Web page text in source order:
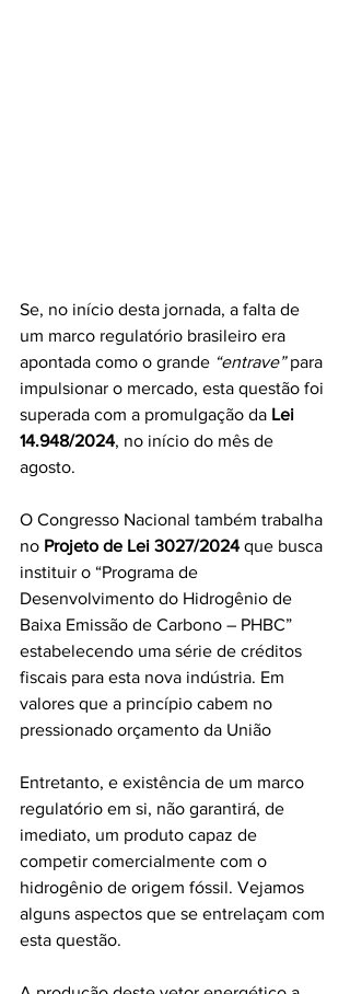
Se, no início desta jornada, a falta de
um marco regulatório brasileiro era
apontada como o grande “entrave” para
impulsionar o mercado, esta questão foi
superada com a promulgação da Lei
14.948/2024, no início do mês de
agosto.
O Congresso Nacional também trabalha
no Projeto de Lei 3027/2024 que busca
instituir o “Programa de
Desenvolvimento do Hidrogênio de
Baixa Emissão de Carbono – PHBC”
estabelecendo uma série de créditos
fiscais para esta nova indústria. Em
valores que a princípio cabem no
pressionado orçamento da União
Entretanto, e existência de um marco
regulatório em si, não garantirá, de
imediato, um produto capaz de
competir comercialmente com o
hidrogênio de origem fóssil. Vejamos
alguns aspectos que se entrelaçam com
esta questão.